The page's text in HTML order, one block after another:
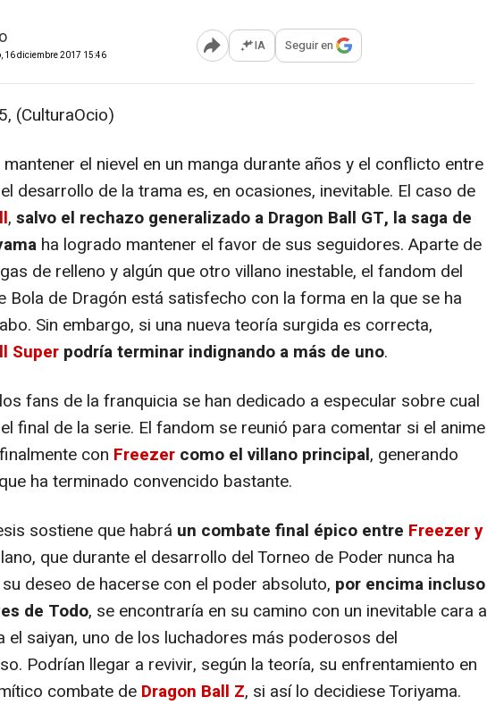
16 diciembre 2017 15:46 Abrir opciones para compartir
IA Seguir en
(CulturaOcio)
el nievel en un manga durante años y el conflicto entre
desarrollo de la trama es, en ocasiones, inevitable. El caso de
, salvo el rechazo generalizado a Dragon Ball GT, la saga de
ha logrado mantener el favor de sus seguidores. Aparte de
de relleno y algún que otro villano inestable, el fandom del
Bola de Dragón está satisfecho con la forma en la que se ha
Sin embargo, si una nueva teoría surgida es correcta,
Super podría terminar indignando a más de uno.
fans de la franquicia se han dedicado a especular sobre cual
final de la serie. El fandom se reunió para comentar si el anime
con Freezer como el villano principal, generando
ha terminado convencido bastante.
sostiene que habrá un combate final épico entre Freezer y
que durante el desarrollo del Torneo de Poder nunca ha
deseo de hacerse con el poder absoluto, por encima incluso
de Todo, se encontraría en su camino con un inevitable cara a
el saiyan, uno de los luchadores más poderosos del
Podrían llegar a revivir, según la teoría, su enfrentamiento en
combate de Dragon Ball Z, si así lo decidiese Toriyama.